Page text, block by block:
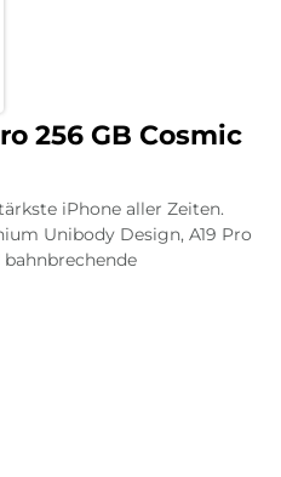
256 GB Cosmic
iPhone aller Zeiten.
Unibody Design, A19 Pro